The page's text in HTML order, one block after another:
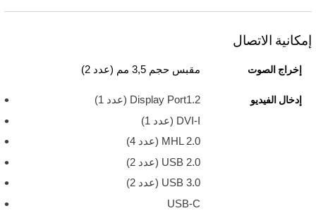
إمكانية الاتصال
إخراج الصوت مقبس حجم 3,5 مم (عدد 2)
إدخال الفيديو
Display Port1.2 (عدد 1)
DVI-I (عدد 1)
MHL 2.0 ‏(عدد 4)
USB 2.0 ‏(عدد 2)
USB 3.0 ‏(عدد 2)
USB-C